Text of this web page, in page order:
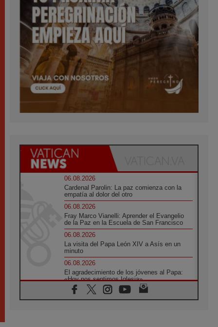
06.08.2026
Cardenal Parolin: La paz comienza con la
empatía al dolor del otro
06.08.2026
Fray Marco Vianelli: Aprender el Evangelio
de la Paz en la Escuela de San Francisco
06.08.2026
La visita del Papa León XIV a Asís en un
minuto
06.08.2026
El agradecimiento de los jóvenes al Papa:
«Hoy nos sentimos Iglesia»
06.08.2026
Líbano: Reanudan los coloquios en Roma en